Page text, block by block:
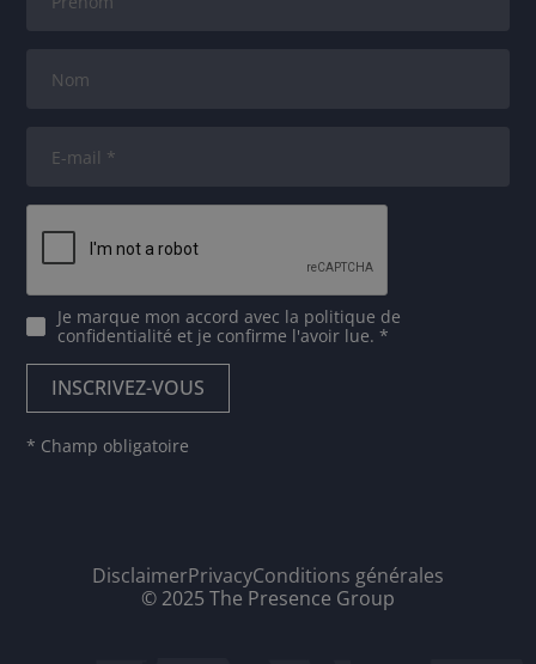
Je marque mon accord avec la politique de
confidentialité et je confirme l'avoir lue. *
* Champ obligatoire
DisclaimerPrivacyConditions générales
© 2025 The Presence Group